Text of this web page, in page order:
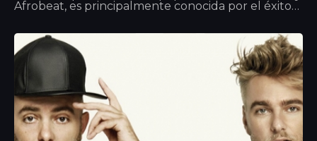
Afrobeat, es principalmente conocida por el éxito
en 2018.